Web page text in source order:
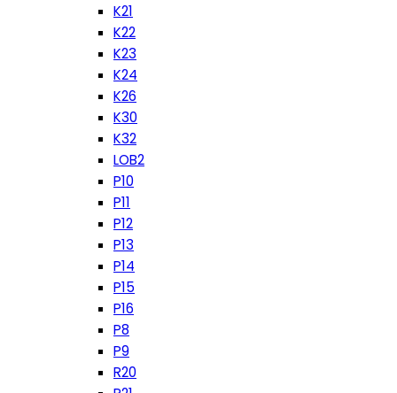
K21
K22
K23
K24
K26
K30
K32
LOB2
P10
P11
P12
P13
P14
P15
P16
P8
P9
R20